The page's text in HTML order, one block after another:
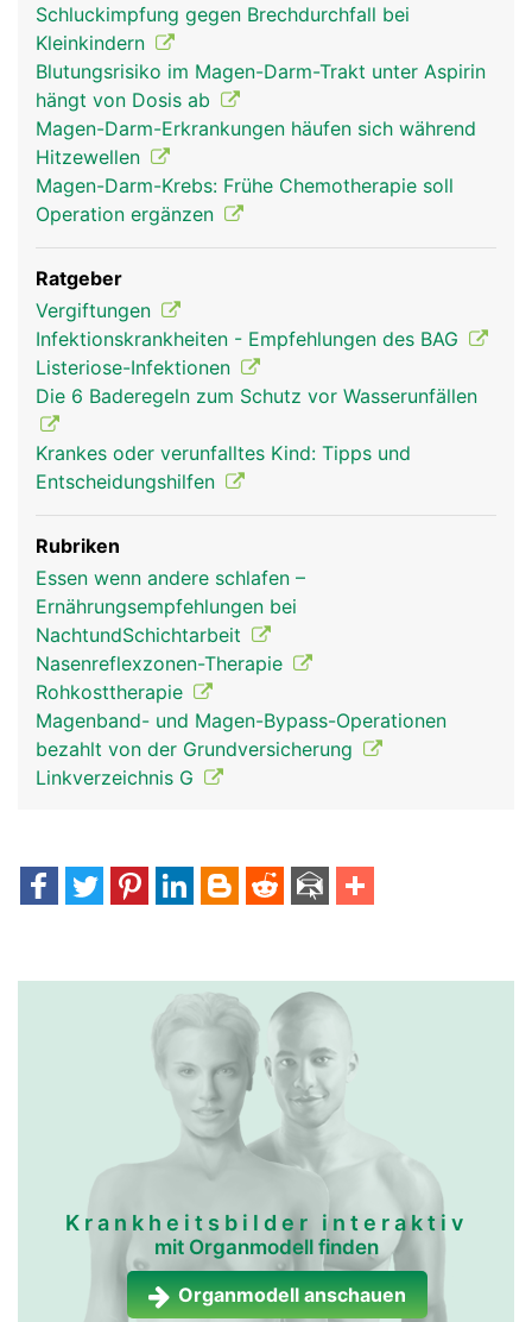
Schluckimpfung gegen Brechdurchfall bei
Kleinkindern
Blutungsrisiko im Magen-Darm-Trakt unter Aspirin
hängt von Dosis ab
Magen-Darm-Erkrankungen häufen sich während
Hitzewellen
Magen-Darm-Krebs: Frühe Chemotherapie soll
Operation ergänzen
Ratgeber
Vergiftungen
Infektionskrankheiten - Empfehlungen des BAG
Listeriose-Infektionen
Die 6 Baderegeln zum Schutz vor Wasserunfällen
Krankes oder verunfalltes Kind: Tipps und
Entscheidungshilfen
Rubriken
Essen wenn andere schlafen –
Ernährungsempfehlungen bei
NachtundSchichtarbeit
Nasenreflexzonen-Therapie
Rohkosttherapie
Magenband- und Magen-Bypass-Operationen
bezahlt von der Grundversicherung
Linkverzeichnis G
Krankheitsbilder interaktiv
mit Organmodell finden
Organmodell anschauen